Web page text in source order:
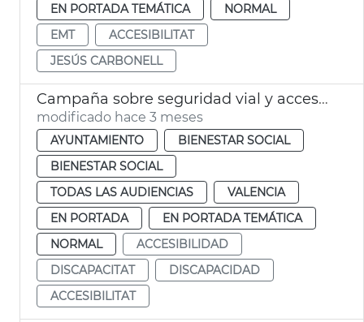
EN PORTADA TEMÁTICA
NORMAL
EMT
ACCESIBILITAT
JESÚS CARBONELL
Campaña sobre seguridad vial y accesibilidad universal
modificado hace 3 meses
AYUNTAMIENTO
BIENESTAR SOCIAL
BIENESTAR SOCIAL
TODAS LAS AUDIENCIAS
VALENCIA
EN PORTADA
EN PORTADA TEMÁTICA
NORMAL
ACCESIBILIDAD
DISCAPACITAT
DISCAPACIDAD
ACCESIBILITAT